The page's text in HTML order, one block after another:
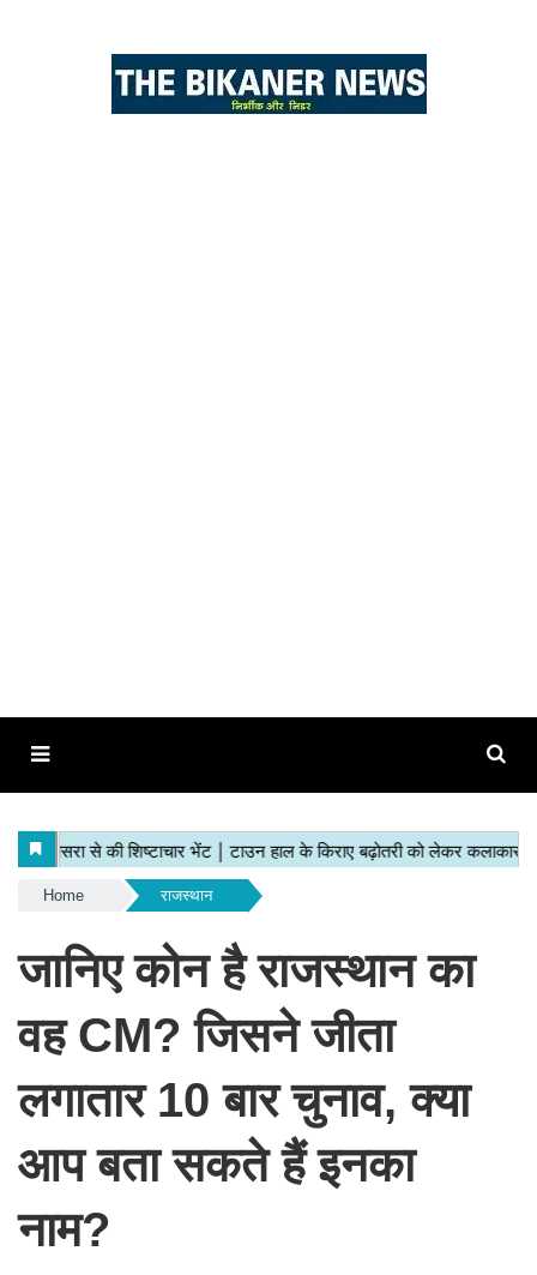
Home राजस्थान
जानिए कोन है राजस्थान का
वह CM? जिसने जीता
लगातार 10 बार चुनाव, क्या
आप बता सकते हैं इनका
नाम?